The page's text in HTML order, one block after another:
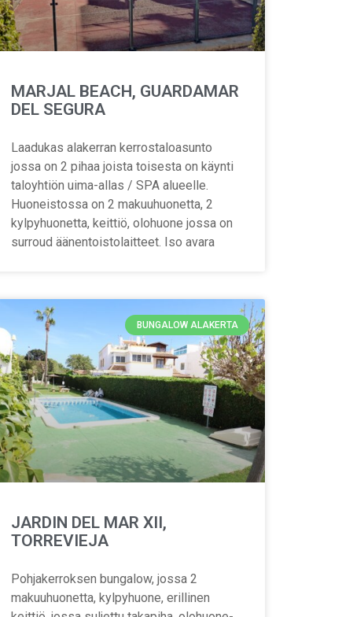
MARJAL BEACH, GUARDAMAR
DEL SEGURA
Laadukas alakerran kerrostaloasunto
jossa on 2 pihaa joista toisesta on käynti
taloyhtiön uima-allas / SPA alueelle.
Huoneistossa on 2 makuuhuonetta, 2
kylpyhuonetta, keittiö, olohuone jossa on
surroud äänentoistolaitteet. Iso avara
BUNGALOW ALAKERTA
JARDIN DEL MAR XII,
TORREVIEJA
Pohjakerroksen bungalow, jossa 2
makuuhuonetta, kylpyhuone, erillinen